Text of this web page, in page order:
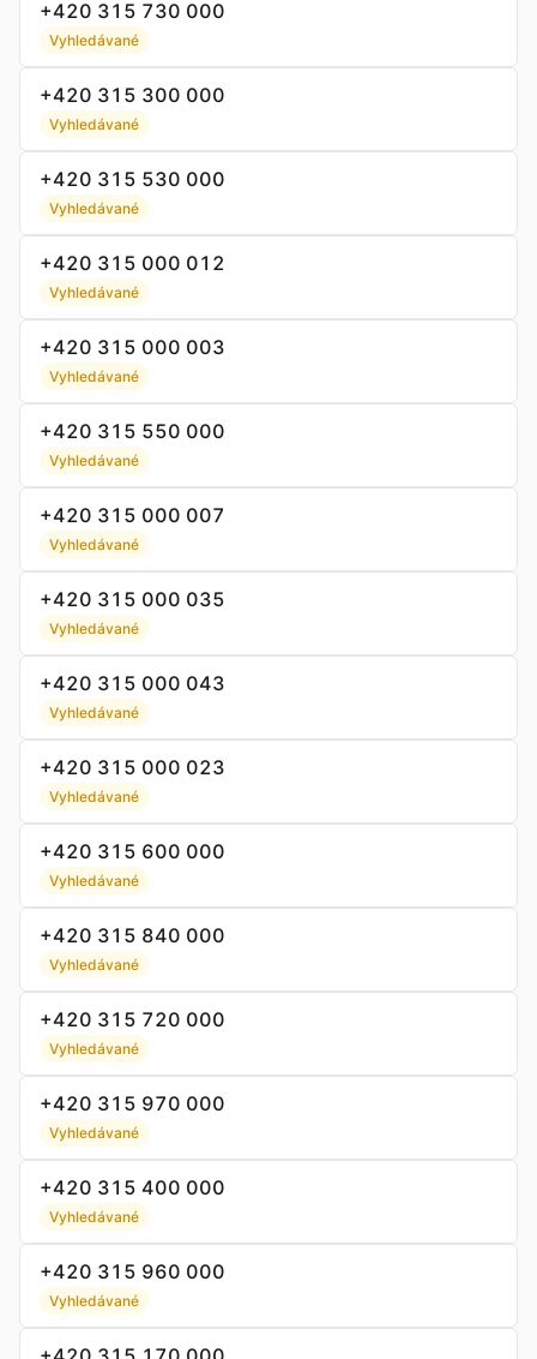
+420 315 730 000
Vyhledávané
+420 315 300 000
Vyhledávané
+420 315 530 000
Vyhledávané
+420 315 000 012
Vyhledávané
+420 315 000 003
Vyhledávané
+420 315 550 000
Vyhledávané
+420 315 000 007
Vyhledávané
+420 315 000 035
Vyhledávané
+420 315 000 043
Vyhledávané
+420 315 000 023
Vyhledávané
+420 315 600 000
Vyhledávané
+420 315 840 000
Vyhledávané
+420 315 720 000
Vyhledávané
+420 315 970 000
Vyhledávané
+420 315 400 000
Vyhledávané
+420 315 960 000
Vyhledávané